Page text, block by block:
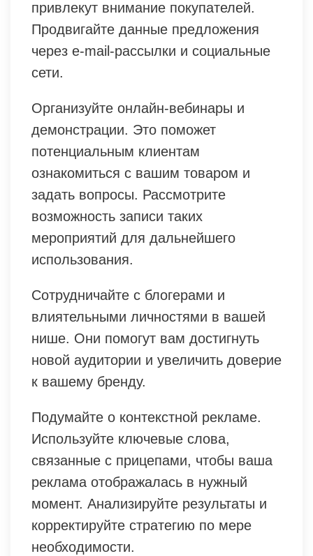
привлекут внимание покупателей.
Продвигайте данные предложения
через e-mail-рассылки и социальные
сети.
Организуйте онлайн-вебинары и
демонстрации. Это поможет
потенциальным клиентам
ознакомиться с вашим товаром и
задать вопросы. Рассмотрите
возможность записи таких
мероприятий для дальнейшего
использования.
Сотрудничайте с блогерами и
влиятельными личностями в вашей
нише. Они помогут вам достигнуть
новой аудитории и увеличить доверие
к вашему бренду.
Подумайте о контекстной рекламе.
Используйте ключевые слова,
связанные с прицепами, чтобы ваша
реклама отображалась в нужный
момент. Анализируйте результаты и
корректируйте стратегию по мере
необходимости.